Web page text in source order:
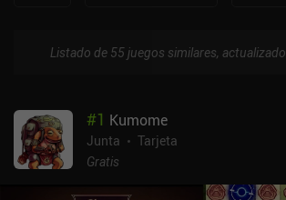
Listado de 55 juegos similares, actualizado
#1 Kumome
Junta
Tarjeta
Gratis